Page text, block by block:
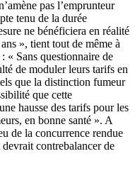
pas l’emprunteur
tenu de la durée
ne bénéficiera en réalité
», tient tout de même à
« Sans questionnaire de
de moduler leurs tarifs en
que la distinction fumeur
que cette
hausse des tarifs pour les
en bonne santé ». A
de la concurrence rendue
contrebalancer de